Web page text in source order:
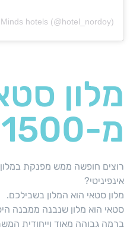
מלון
מ-1500 ₪~
רוצים חופשה ממש מפנקת
אינפיניטי?
מלון סטאי הוא המלון בשבילכם.
סטאי הוא מלון שנבנה ממבנה
ברמה גבוהה מאוד וייחודית